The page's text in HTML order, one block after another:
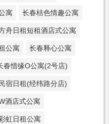
寓 长春桔色情趣公寓
舟日租短租酒店式公寓
公寓 长春释心公寓
春惜缘O公寓(2号店)
宿日租(经纬路分店)
酒店式公寓
虹日租公寓